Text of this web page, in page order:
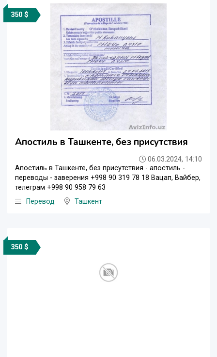
350 $
Апостиль в Ташкенте, без присутствия
06.03.2024, 14:10
Апостиль в Ташкенте, без присутствия - апостиль -
переводы - заверения +998 90 319 78 18 Вацап, Вайбер,
телеграм +998 90 958 79 63
Перевод
Ташкент
350 $